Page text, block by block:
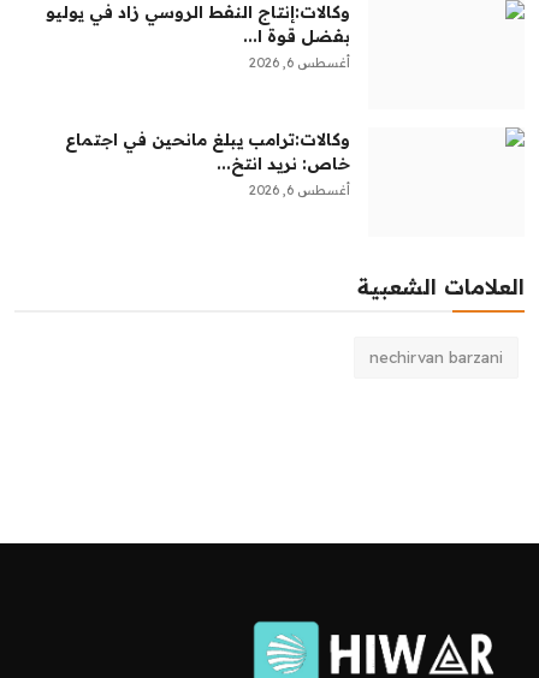
وكالات:‏إنتاج النفط الروسي زاد في يوليو
بفضل قوة ا...
أغسطس 6, 2026
وكالات:‏ترامب يبلغ مانحين في اجتماع
خاص: نريد انتخ...
أغسطس 6, 2026
العلامات الشعبية
nechirvan barzani